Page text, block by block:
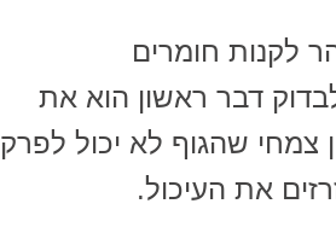
לקנות חומרים
דבר ראשון הוא את
צמחי שהגוף לא יכול לפרק
את העיכול.